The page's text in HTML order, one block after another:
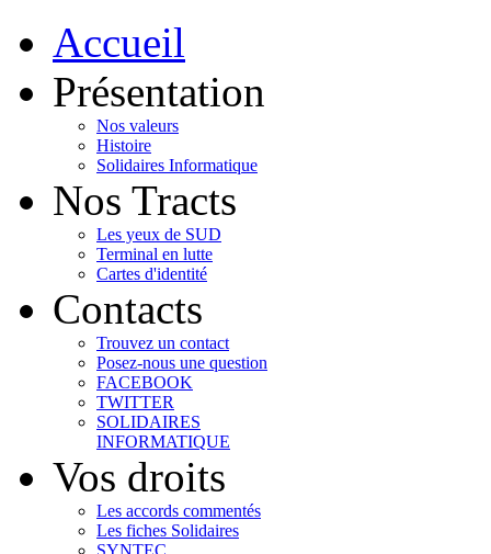
Accueil
Présentation
Nos valeurs
Histoire
Solidaires Informatique
Nos Tracts
Les yeux de SUD
Terminal en lutte
Cartes d'identité
Contacts
Trouvez un contact
Posez-nous une question
FACEBOOK
TWITTER
SOLIDAIRES
INFORMATIQUE
Vos droits
Les accords commentés
Les fiches Solidaires
SYNTEC